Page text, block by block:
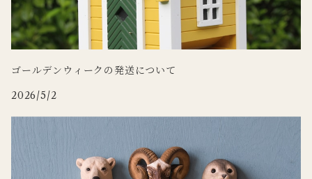
ゴールデンウィークの発送について
2026/5/2